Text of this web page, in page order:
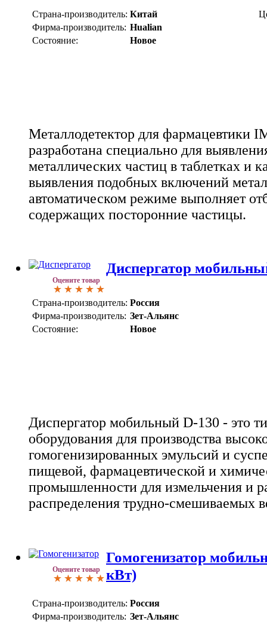
Страна-производитель: Китай
Фирма-производитель: Hualian
Состояние:
Новое
Металлодетектор для фармацевтики
разработана специально для
металлических частиц в таблетках и
выявления подобных включений
автоматическом режиме выполняет
содержащих посторонние частицы.
Оцените товар
Диспергатор
Страна-производитель: Россия
Фирма-производитель: Зет-Альянс
Состояние:
Новое
Диспергатор мобильный D-130 - это
оборудования для производства
гомогенизированных эмульсий и
пищевой, фармацевтической и
промышленности для измельчения и
распределения трудно-смешиваемых
Оцените товар
Гомогенизатор
кВт)
Страна-производитель: Россия
Фирма-производитель: Зет-Альянс